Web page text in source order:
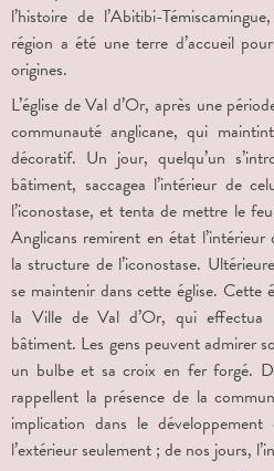
l’histoire de l’Abitibi-
région a été une terre d’accueil
origines.
L’église de Val d’Or, après une
communauté anglicane, qui
décoratif. Un jour, quelqu’un
bâtiment, saccagea l’intérieur de
l’iconostase, et tenta de mettre le
Anglicans remirent en état
la structure de l’iconostase.
se maintenir dans cette église. Cette
la Ville de Val d’Or, qui effectua
bâtiment. Les gens peuvent admirer
un bulbe et sa croix en fer forgé.
rappellent la présence de la
implication dans le
l’extérieur seulement ; de nos jours,